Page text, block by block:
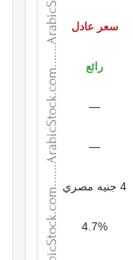
سعر عادل
رائع
—
—
4 جنيه مصري
4.7%